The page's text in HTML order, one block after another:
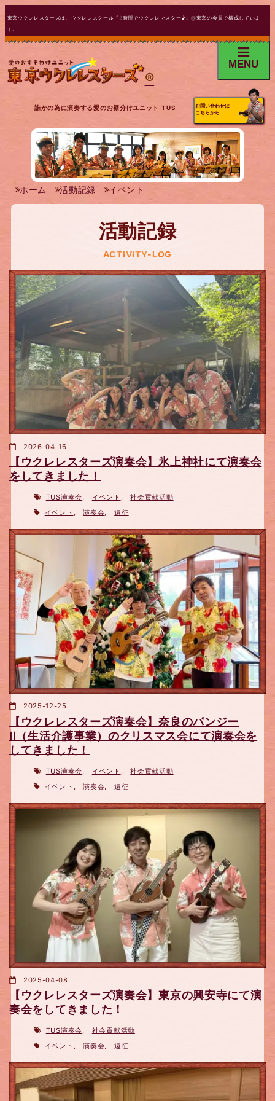
東京ウクレレスターズは、ウクレレスクール『2時間でウクレレマスター♪』@東京の会員で構成していま
す。
®
MENU
誰かの為に演奏する愛のお裾分けユニット TUS
お問い合わせは
こちらから
ホーム 活動記録 イベント
活動記録
ACTIVITY-LOG
2026-04-16
【ウクレレスターズ演奏会】氷上神社にて演奏会
をしてきました！
TUS演奏会, イベント ,
社会貢献活動
イベント , 演奏会, 遠征
2025-12-25
【ウクレレスターズ演奏会】奈良のパンジー
II（生活介護事業）のクリスマス会にて演奏会を
してきました！
TUS演奏会 イベント
社会貢献活動
イベント
演奏会 遠征
2025-04-08
【ウクレレスターズ演奏会】東京の興安寺にて演
奏会をしてきました！
TUS演奏会,
社会貢献活動
イベント , 演奏会, 遠征